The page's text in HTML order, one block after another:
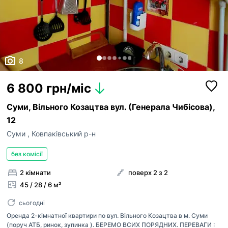
8
6 800 грн/міс
Суми, Вільного Козацтва вул. (Генерала Чибісова),
12
Суми , Ковпаківський р-н
без комісії
2 кімнати
45 / 28 / 6 м²
поверх 2 з 2
сьогодні
Оренда 2-кімнатної квартири по вул. Вільного Козацтва в м. Суми
(поруч АТБ, ринок, зупинка ). БЕРЕМО ВСИХ ПОРЯДНИХ. ПЕРЕВАГИ :
Оголошення неактуальне
Неправильні фото
Неправильне відео
Неправильна адреса
Інше
Це мій ексклюзив
Прикріпити файл
Максимум 10 Мб на одне фото, формат: jpeg/
ким із рієлторів вашого агентства їх закріпити.
Зареєструйте рієлторів АН наRIELTOR.UA
, та
привʼяжіть їхні акаунти до акаунту АН, щоб:
бачити сукупну статистику та витрати
оголошенням ваших рієлторів,
поповнювати баланс вашим рієлторам,
бачити в кабінеті всі оголошення,
оголошення рієлторів були брендовані